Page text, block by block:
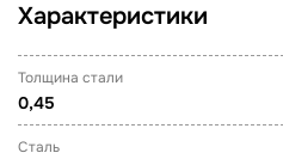
Характеристики
Толщина стали
0,45
Сталь